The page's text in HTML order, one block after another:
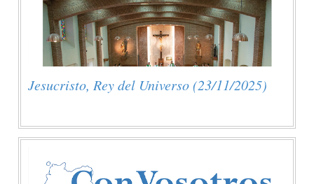
Jesucristo, Rey del Universo (23/11/2025)